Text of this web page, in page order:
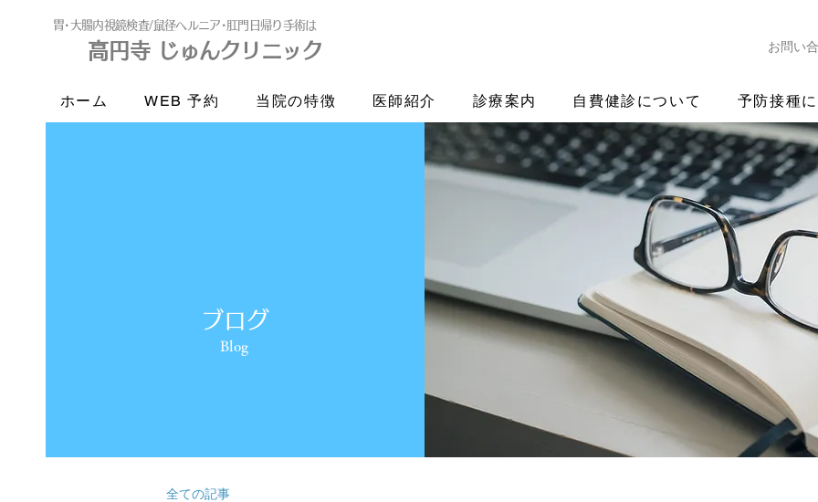
​胃･大腸内視鏡検査/鼠径ヘルニア･肛門日帰り手術は
高円寺 じゅんクリニック
高円寺 じゅんクリニック
お問い
ホーム WEB 予約 当院の特徴 医師紹介 診療案内 自費健診について 予防接種
ブログ
Blog
全ての記事